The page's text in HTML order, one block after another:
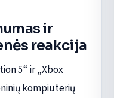
ir
reakcija
5“ ir „Xbox
kompiuterių